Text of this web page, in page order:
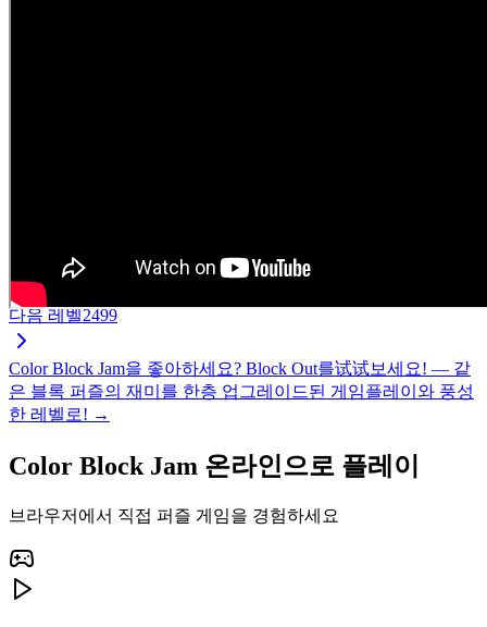
다음 레벨2499
Color Block Jam을 좋아하세요? Block Out를试试보세요! — 같
은 블록 퍼즐의 재미를 한층 업그레이드된 게임플레이와 풍성
한 레벨로! →
Color Block Jam 온라인으로 플레이
브라우저에서 직접 퍼즐 게임을 경험하세요